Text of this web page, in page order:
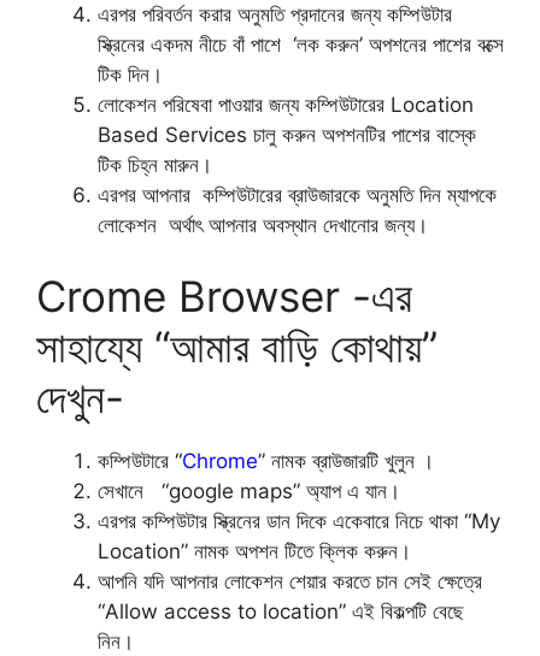
এরপর পরিবর্তন করার অনুমতি প্রদানের জন্য কম্পিউটার
স্ক্রিনের একদম নীচে বাঁ পাশে ‘লক করুন’ অপশনের পাশের বক্সে
টিক দিন।
লোকেশন পরিষেবা পাওয়ার জন্য কম্পিউটারের Location
Based Services চালু করুন অপশনটির পাশের বাস্কে
টিক চিহ্ন মারুন।
এরপর আপনার কম্পিউটারের ব্রাউজারকে অনুমতি দিন ম্যাপকে
লোকেশন অর্থাৎ আপনার অবস্থান দেখানোর জন্য।
Crome Browser -এর
সাহায্যে “আমার বাড়ি কোথায়”
দেখুন-
কম্পিউটারে “Chrome” নামক ব্রাউজারটি খুলুন ।
সেখানে “google maps” অ্যাপ এ যান।
এরপর কম্পিউটার স্ক্রিনের ডান দিকে একেবারে নিচে থাকা “My
Location” নামক অপশন টিতে ক্লিক করুন।
আপনি যদি আপনার লোকেশন শেয়ার করতে চান সেই ক্ষেত্রে
“Allow access to location” এই বিকল্পটি বেছে
নিন।